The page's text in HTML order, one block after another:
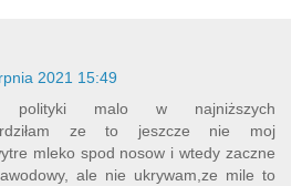
2021 15:49
polityki malo w najniższych
ze to jeszcze nie moj
mleko spod nosow i wtedy zaczne
ale nie ukrywam,ze mile to